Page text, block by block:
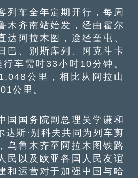
车全年定期开行，每周
木齐南站始发，经由霍尔
达阿拉木图，途经奎屯、
巴、别斯库列、阿克斗卡
车需时33小时10分钟。
公里，相比从阿拉山
公里。
国务院副总理吴学谦和
达斯·别科夫共同为列车剪
乌鲁木齐至阿拉木图铁路
民以及欧亚各国人民友谊
和运营对于加强中国与哈